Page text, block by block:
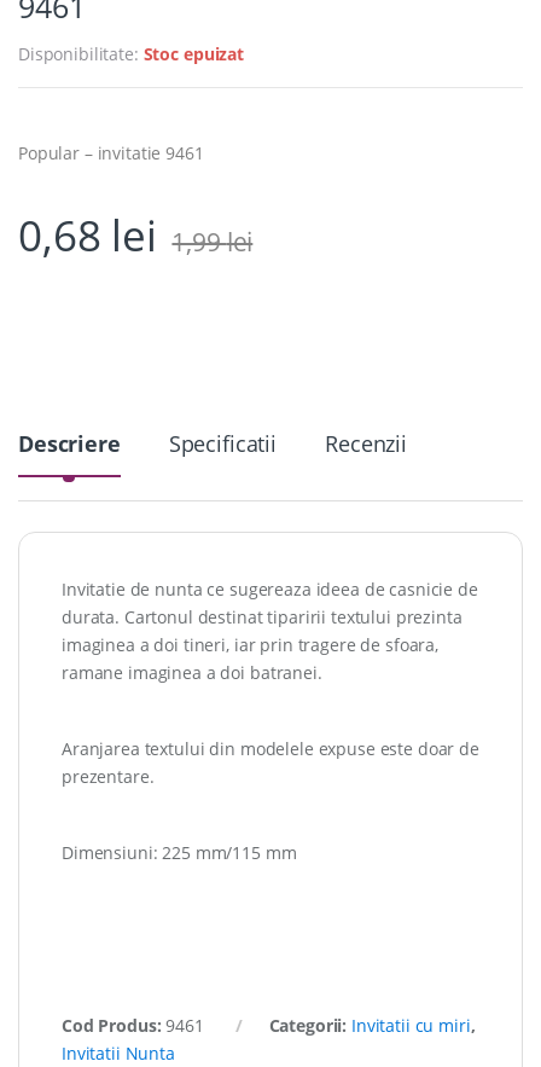
Disponibilitate: Stoc epuizat
Popular – invitatie 9461
0,68 lei 1,99lei
Descriere Specificatii Recenzii
Invitatie de nunta ce sugereaza ideea de casnicie de
durata. Cartonul destinat tiparirii textului prezinta
imaginea a doi tineri, iar prin tragere de sfoara,
ramane imaginea a doi batranei.
Aranjarea textului din modelele expuse este doar de
prezentare.
Dimensiuni: 225 mm/115 mm
Cod Produs:9461 Categorii: Invitatii cu miri,
Invitatii Nunta